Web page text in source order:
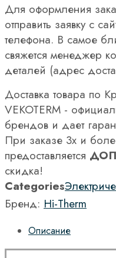
Для оформления
отправить заявку с
телефона. В самое
свяжется менеджер
деталей (адрес
Доставка товара по
VEKOTERM -
брендов и дает
При заказе 3х и
предоставляется
скидка!
Categories
Бренд: Hi-Therm
Описание